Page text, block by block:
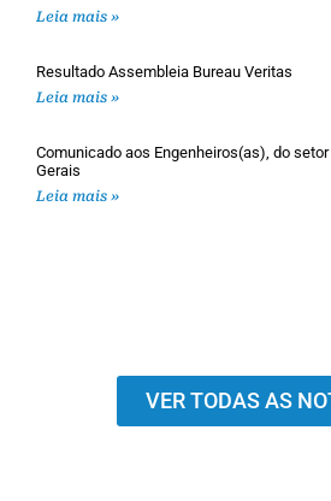
Leia mais »
Resultado Assembleia Bureau Veritas
Leia mais »
Comunicado aos Engenheiros(as), do
Gerais
Leia mais »
VER TODAS AS